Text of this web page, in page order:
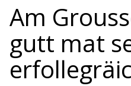
Am
gutt mat